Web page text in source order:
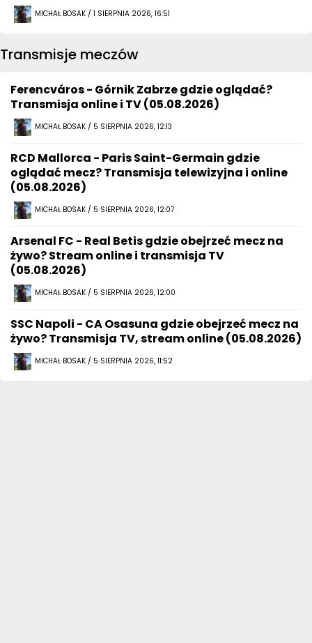
MICHAŁ BOSAK / 1 SIERPNIA 2026, 16:51
Transmisje meczów
Ferencváros - Górnik Zabrze gdzie oglądać?
Transmisja online i TV (05.08.2026)
MICHAŁ BOSAK / 5 SIERPNIA 2026, 12:13
RCD Mallorca - Paris Saint-Germain gdzie
oglądać mecz? Transmisja telewizyjna i online
(05.08.2026)
MICHAŁ BOSAK / 5 SIERPNIA 2026, 12:07
Arsenal FC - Real Betis gdzie obejrzeć mecz na
żywo? Stream online i transmisja TV
(05.08.2026)
MICHAŁ BOSAK / 5 SIERPNIA 2026, 12:00
SSC Napoli - CA Osasuna gdzie obejrzeć mecz na
żywo? Transmisja TV, stream online (05.08.2026)
MICHAŁ BOSAK / 5 SIERPNIA 2026, 11:52